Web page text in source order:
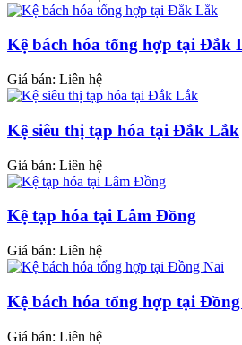
Kệ bách hóa tổng hợp tại Đắk
Giá bán: Liên hệ
Kệ siêu thị tạp hóa tại Đắk Lắk
Giá bán: Liên hệ
Kệ tạp hóa tại Lâm Đồng
Giá bán: Liên hệ
Kệ bách hóa tổng hợp tại
Giá bán: Liên hệ